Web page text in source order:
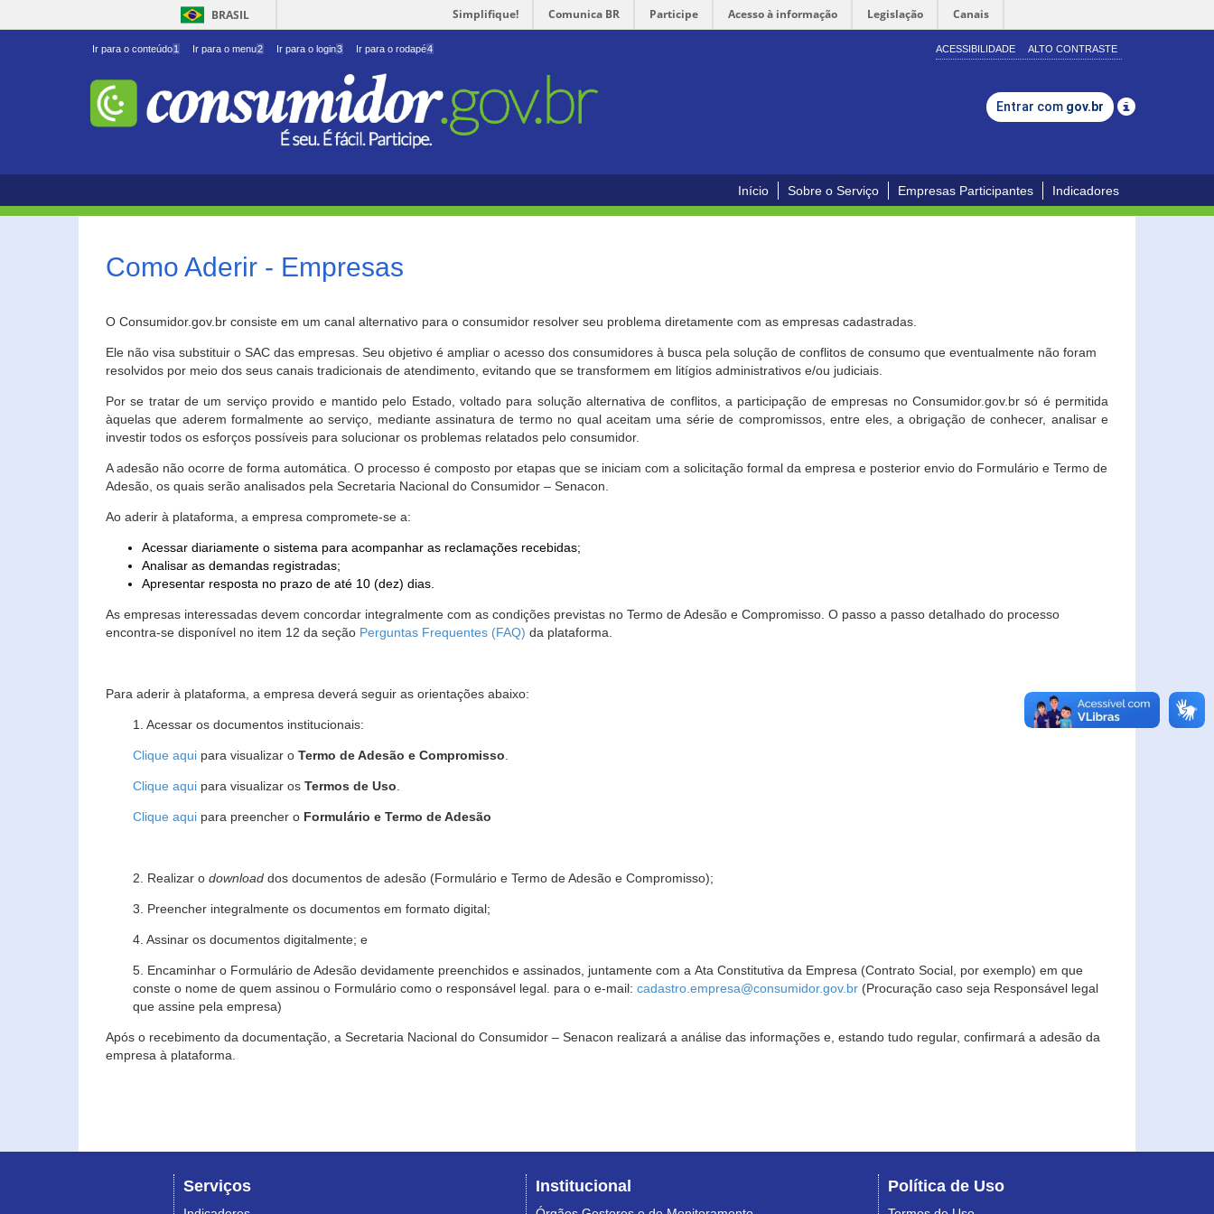
BRASIL Simplifique! Comunica BR Participe Acesso à informação Legislação Canais
Ir para o conteúdo1 Ir para o menu2 Ir para o login3 Ir para o rodapé4 ACESSIBILIDADE ALTO CONTRASTE
Entrar com gov.br
Início Sobre o Serviço Empresas Participantes Indicadores
Como Aderir - Empresas
O Consumidor.gov.br consiste em um canal alternativo para o consumidor resolver seu problema diretamente com as empresas cadastradas.
Ele não visa substituir o SAC das empresas. Seu objetivo é ampliar o acesso dos consumidores à busca pela solução de conflitos de consumo que eventualmente não foram
resolvidos por meio dos seus canais tradicionais de atendimento, evitando que se transformem em litígios administrativos e/ou judiciais.
Por se tratar de um serviço provido e mantido pelo Estado, voltado para solução alternativa de conflitos, a participação de empresas no Consumidor.gov.br só é permitida
àquelas que aderem formalmente ao serviço, mediante assinatura de termo no qual aceitam uma série de compromissos, entre eles, a obrigação de conhecer, analisar e
investir todos os esforços possíveis para solucionar os problemas relatados pelo consumidor.
A adesão não ocorre de forma automática. O processo é composto por etapas que se iniciam com a solicitação formal da empresa e posterior envio do Formulário e Termo de
Adesão, os quais serão analisados pela Secretaria Nacional do Consumidor – Senacon.
Ao aderir à plataforma, a empresa compromete-se a:
Acessar diariamente o sistema para acompanhar as reclamações recebidas;
Analisar as demandas registradas;
Apresentar resposta no prazo de até 10 (dez) dias.
As empresas interessadas devem concordar integralmente com as condições previstas no Termo de Adesão e Compromisso. O passo a passo detalhado do processo
encontra-se disponível no item 12 da seção Perguntas Frequentes (FAQ) da plataforma.
Para aderir à plataforma, a empresa deverá seguir as orientações abaixo:
1. Acessar os documentos institucionais:
Clique aqui para visualizar o Termo de Adesão e Compromisso
Clique aqui para visualizar os Termos de Uso
Clique aqui para preencher o Formulário e Termo de Adesão
2. Realizar o download dos documentos de adesão (Formulário e Termo de Adesão e Compromisso);
3. Preencher integralmente os documentos em formato digital;
4. Assinar os documentos digitalmente; e
5. Encaminhar o Formulário de Adesão devidamente preenchidos e assinados, juntamente com a Ata Constitutiva da Empresa (Contrato Social, por exemplo) em que
conste o nome de quem assinou o Formulário como o responsável legal. para o e-mail: cadastro.empresa@consumidor.gov.br (Procuração caso seja Responsável legal
que assine pela empresa)
Após o recebimento da documentação, a Secretaria Nacional do Consumidor – Senacon realizará a análise das informações e, estando tudo regular, confirmará a adesão da
empresa à plataforma.
Serviços Institucional Política de Uso